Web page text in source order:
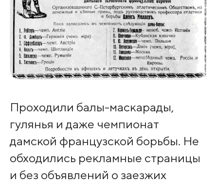
Проходили балы-маскарады,
гулянья и даже чемпионат
дамской французской борьбы. Не
обходились рекламные страницы
и без объявлений о заезжих